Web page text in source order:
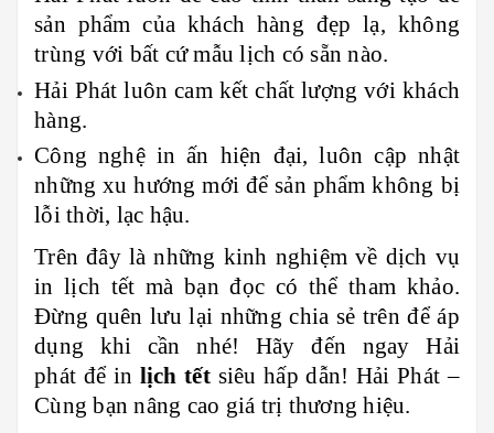
sản phẩm của khách hàng đẹp lạ, không
trùng với bất cứ mẫu lịch có sẵn nào.
Hải Phát luôn cam kết chất lượng với khách
hàng.
Công nghệ in ấn hiện đại, luôn cập nhật
những xu hướng mới để sản phẩm không bị
lỗi thời, lạc hậu.
Trên đây là những kinh nghiệm về dịch vụ
in lịch tết mà bạn đọc có thể tham khảo.
Đừng quên lưu lại những chia sẻ trên để áp
dụng khi cần nhé! Hãy đến ngay Hải
phát để in lịch tếtsiêu hấp dẫn! Hải Phát –
Cùng bạn nâng cao giá trị thương hiệu.